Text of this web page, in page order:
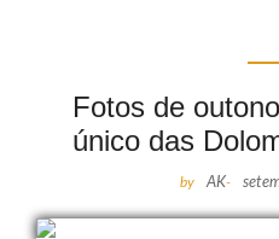
Fotos de
único das
by AK-